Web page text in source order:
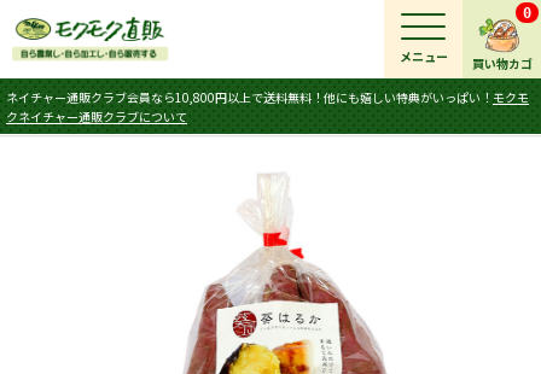
買い物カゴ
0
ネイチャー通販クラブ会員なら10,800円以上で送料無料！他にも嬉しい特典がいっぱい！ モクモ
クネイチャー通販クラブについて
メニュー